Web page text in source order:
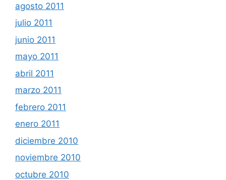
agosto 2011
julio 2011
junio 2011
mayo 2011
abril 2011
marzo 2011
febrero 2011
enero 2011
diciembre 2010
noviembre 2010
octubre 2010